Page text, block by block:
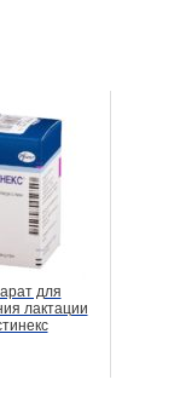
для
лактации